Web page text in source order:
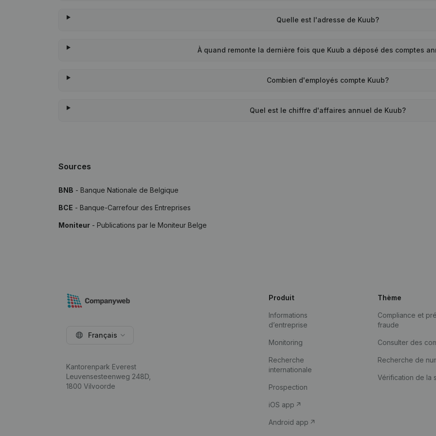
Quelle est l'adresse de Kuub?
À quand remonte la dernière fois que Kuub a déposé des comptes
Combien d'employés compte Kuub?
Quel est le chiffre d'affaires annuel de Kuub?
Sources
BNB - Banque Nationale de Belgique
BCE - Banque-Carrefour des Entreprises
Moniteur - Publications par le Moniteur Belge
Français
Kantorenpark Everest
Leuvensesteenweg 248D,
1800 Vilvoorde
Produit
Informations
d’entreprise
Monitoring
Recherche
internationale
Prospection
iOS app
Android app
Thème
Compliance et
fraude
Consulter des
Recherche de
Vérification de la